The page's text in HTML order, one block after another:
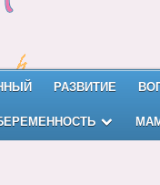
РАЗВИТИЕ